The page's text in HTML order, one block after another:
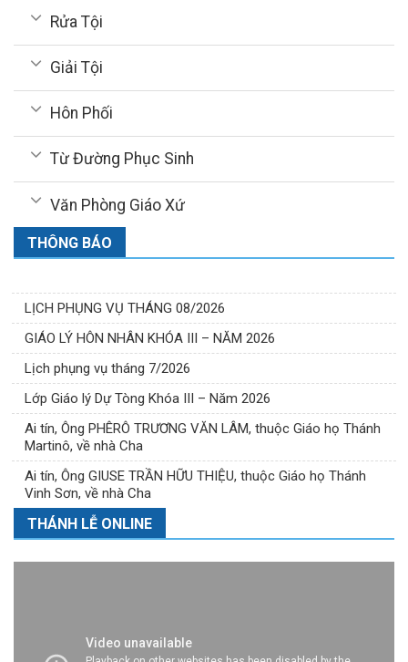
Rửa Tội
Giải Tội
Hôn Phối
Từ Đường Phục Sinh
Văn Phòng Giáo Xứ
THÔNG BÁO
LỊCH PHỤNG VỤ THÁNG 08/2026
GIÁO LÝ HÔN NHÂN KHÓA III – NĂM 2026
Lịch phụng vụ tháng 7/2026
Lớp Giáo lý Dự Tòng Khóa III – Năm 2026
Ai tín, Ông PHÊRÔ TRƯƠNG VĂN LÂM, thuộc Giáo họ Thánh
Martinô, về nhà Cha
Ai tín, Ông GIUSE TRẦN HỮU THIỆU, thuộc Giáo họ Thánh
Vinh Sơn, về nhà Cha
THÁNH LỄ ONLINE